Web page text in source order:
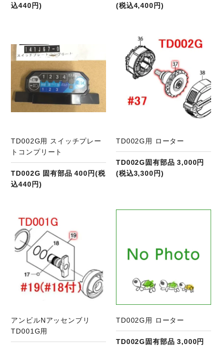
込440円)
(税込4,400円)
TD002G用 スイッチプレー
トコンプリート
TD002G 固有部品 400円(税
込440円)
TD002G用 ローター
TD002G固有部品 3,000円
(税込3,300円)
アンビルNアッセンブリ
TD001G用
TD002G用 ローター
TD002G固有部品 3,000円